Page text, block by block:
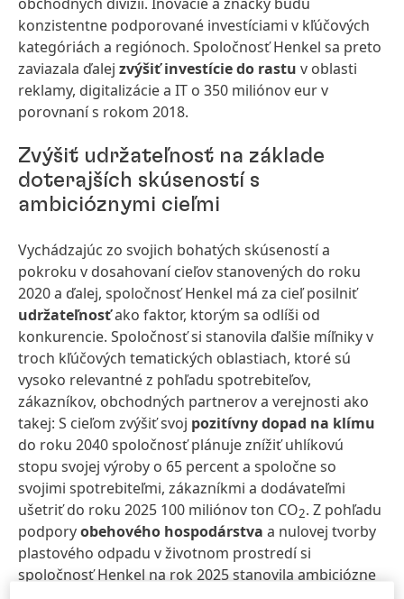
konzistentne podporované investíciami v kľúčových
kategóriách a regiónoch. Spoločnosť Henkel sa preto
zaviazala ďalej zvýšiť investície do rastu v oblasti
reklamy, digitalizácie a IT o 350 miliónov eur v
porovnaní s rokom 2018.
Zvýšiť udržateľnosť na základe
doterajších skúseností s
ambicióznymi cieľmi
Vychádzajúc zo svojich bohatých skúseností a
pokroku v dosahovaní cieľov stanovených do roku
2020 a ďalej, spoločnosť Henkel má za cieľ posilniť
udržateľnosťako faktor, ktorým sa odlíši od
konkurencie. Spoločnosť si stanovila ďalšie míľniky v
troch kľúčových tematických oblastiach, ktoré sú
vysoko relevantné z pohľadu spotrebiteľov,
zákazníkov, obchodných partnerov a verejnosti ako
takej: S cieľom zvýšiť svoj pozitívny dopad na klímu
do roku 2040 spoločnosť plánuje znížiť uhlíkovú
stopu svojej výroby o 65 percent a spoločne so
svojimi spotrebiteľmi, zákazníkmi a dodávateľmi
ušetriť do roku 2025 100 miliónov ton CO2. Z pohľadu
podporyobehového hospodárstva a nulovej tvorby
plastového odpadu v životnom prostredí si
spoločnosť Henkel na rok 2025 stanovila ambiciózne